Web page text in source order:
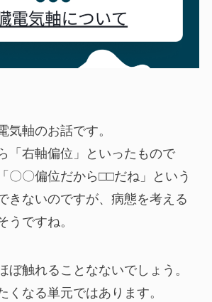
気軸のお話です。
「右軸偏位」といったもので
〇〇偏位だから□□だね」という
きないのですが、病態を考える
うですね。
ぼ触れることなないでしょう。
くなる単元ではあります。